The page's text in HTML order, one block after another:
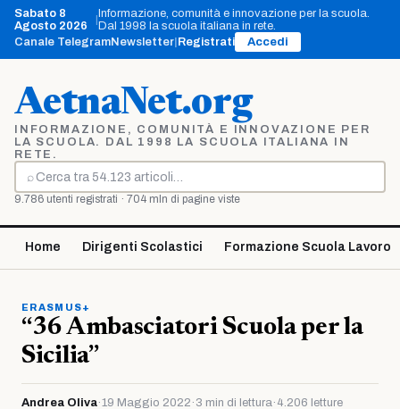
Vai
contenuto
Sabato 8
Agosto 2026
Informazione, comunità e innovazione per la scuola.
Dal 1998 la scuola italiana in rete.
Canale TelegramNewsletter Registrati Accedi
AetnaNet.org
INFORMAZIONE, COMUNITÀ E INNOVAZIONE PER
LA SCUOLA. DAL 1998 LA SCUOLA ITALIANA IN
RETE.
⌕
Cerca
9.786 utenti registrati · 704 mln di pagine viste
Home Dirigenti Scolastici Formazione Scuola Lavoro
ERASMUS+
“36 Ambasciatori Scuola per la
Sicilia”
Andrea Oliva·19 Maggio 2022 · 3 min di lettura· 4.206 letture